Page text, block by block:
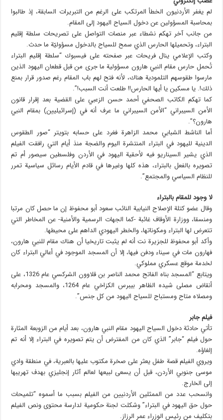
لم يغفر الأردنيون الخطأ المرتكب على الرغم من التبريرات السابقة، إذ طالبوا
بمحاسبة المسؤولين عن دخول السياح اليهود إلى المقام.
من جانب آخر تهكم نشطاء عبر منصات التواصل على تصريحات سلطة إقليم
البتراء، وتحميلها الحارس الذي سمح للسياح بالدخول مسؤوليّة ما حدث.
وكتب الإعلامي ينال فريحات عبر صفحته على فيسبوك “سلطة إقليم البتراء
تُحمل حارس مقام النبي هارون مسؤولية ما جرى من قبل قطعان اليهود الذين
مارسوا طقوسهم التلمودية هناك، لأنه فتح لهم باب المقام رغم صدور قرار بمنع
ذلك!. يا مسكين يا أيها الحارس!! طلعت أنت السبب!”.
كما تهكم الكاتب الصحفي أحمد حسن الزعبي على القضية بعد إقرار قانون
الأمن السيبراني “الأمن السيبراني ما عرف أنه في (إسرائيليين) بمقام النبي
هارون؟”.
أما الناشط الشبابي محمد الزاهرة فغرد على حسابه بتويتر “صور الطقوس
الدينية لليهود في البتراء المنتشرة اليوم والضجة منذ أيام التي رافقت الفيلم
الذي يشير السيناريو فيه لأحقية اليهود في الأردن وفلسطين سيصور أم تم
تصويره بالفعل بالبتراء، هذه كلها وغيرها في قادم الأيام رسائل سياسية تمرر
للنظام السياسي والمجتمع”.
لا وجود للمقام بالبتراء
وقال عضو كتلة الإصلاح النيابية النائب سعود أبو محفوظ إن ما حصل كان مرتبا
ومنسقا، ووزارة الأوقاف غائبة -كما الجهات الرسمية والأمنية- عن المخاطر التي
تتعرض لها البتراء ومكوناتها، والخطر اليهودي الداهم على محيطها.
وأكد أبو محفوظ للجزيرة نت أنه لم يثبت تاريخيا أن هناك مقام للنبي هارون،
فهارون مات في سيناء ودفن فيها، إلا أن المسجد الموجود في أعالي البتراء كان
لخدمة موقع عسكري مملوكي.
ويتابع “المسجد بناه الفاتح محمد الناصر بن قلاوون الشركسي عام 1326، على
أنقاض مصلى شيده الظاهر بيبرس الكزاخي عام 1264، والمسجد ومحرابه
ومصلاه متاح ومستباح للسياح اليهود من كل جنس”.
فيلم جابر
تأتي حادثة دخول السياح اليهود مقام النبي هارون، بعد أيام من الزوبعة المثارة
حول فيلم “جابر” الذي كان من المفترض أن يتم تصويره في البتراء إلا أنه تم
إلغاؤه.
ويروي الفيلم قصة طفل يعثر على صخرة مكتوب عليها بالعبرية، في منطقة وادي
موسى جنوبي الأردن، قبل أن يسعى لبيعها لعالم آثار إنجليزي بهدف تهريبها
إلى الخارج.
وانسحب عدد من الممثلين الأردنيين من الفيلم بسبب ما أسموه “تلميحات
حول حق اليهود في البتراء” وشكلت لجنة حكومية لدارسة محتوى ونص الفيلم
بتكليف من رئيس الوزراء عمر الرزاز.